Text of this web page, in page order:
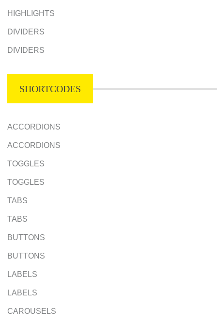
HIGHLIGHTS
DIVIDERS
DIVIDERS
SHORTCODES
ACCORDIONS
ACCORDIONS
TOGGLES
TOGGLES
TABS
TABS
BUTTONS
BUTTONS
LABELS
LABELS
CAROUSELS